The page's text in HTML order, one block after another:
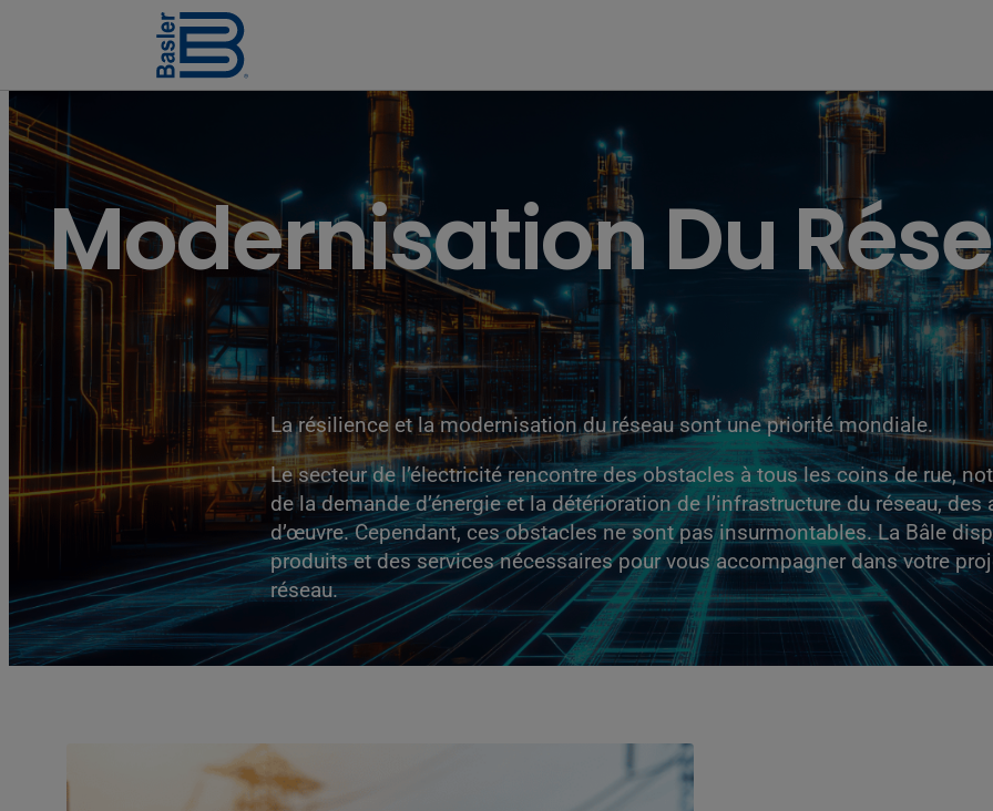
Modernisation Du
La résilience et la modernisation du réseau sont une priorité mondiale.
Le secteur de l’électricité rencontre des obstacles à tous les coins de rue,
de la demande d’énergie et la détérioration de l’infrastructure du réseau,
d’œuvre. Cependant, ces obstacles ne sont pas insurmontables. La Bâle
produits et des services nécessaires pour vous accompagner dans votre
réseau.